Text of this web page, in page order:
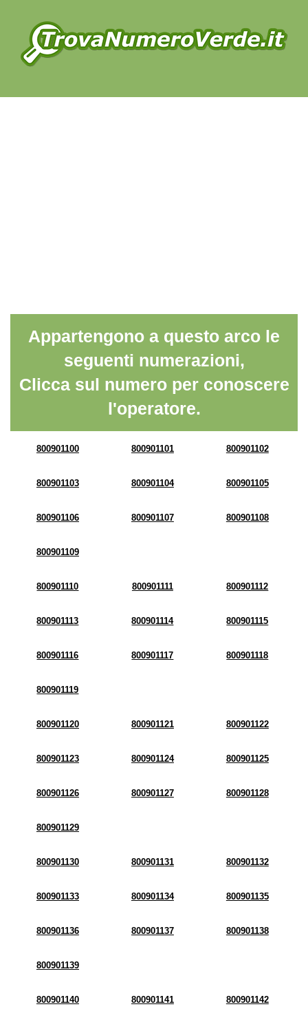
Appartengono a questo arco le
seguenti numerazioni,
Clicca sul numero per conoscere
l'operatore.
800901100 800901101 800901102
800901103 800901104 800901105
800901106 800901107 800901108
800901109
800901110 800901111 800901112
800901113 800901114 800901115
800901116 800901117 800901118
800901119
800901120 800901121 800901122
800901123 800901124 800901125
800901126 800901127 800901128
800901129
800901130 800901131 800901132
800901133 800901134 800901135
800901136 800901137 800901138
800901139
800901140 800901141 800901142